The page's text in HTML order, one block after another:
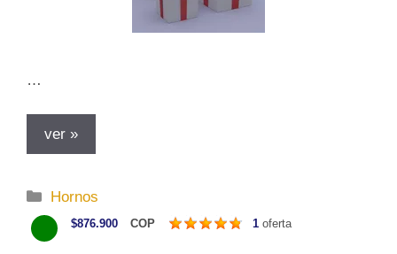
…
ver »
C
a
t
Hornos
$876.900 COP 1 oferta